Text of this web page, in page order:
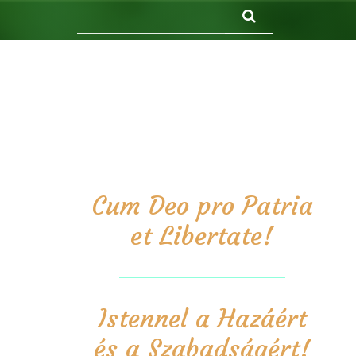
Cum Deo pro Patria
et Libertate!
Istennel a Hazáért
és a Szabadságért!